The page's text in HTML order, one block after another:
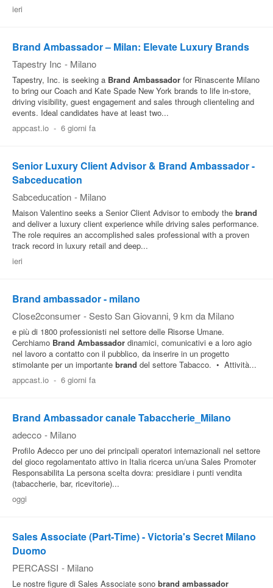
ieri
Brand Ambassador – Milan: Elevate Luxury Brands
Tapestry Inc - Milano
Tapestry, Inc. is seeking a Brand Ambassador for Rinascente Milano
to bring our Coach and Kate Spade New York brands to life in-store,
driving visibility, guest engagement and sales through clienteling and
events. Ideal candidates have at least two...
appcast.io - 6 giorni fa
Senior Luxury Client Advisor & Brand Ambassador -
Sabceducation
Sabceducation - Milano
Maison Valentino seeks a Senior Client Advisor to embody the brand
and deliver a luxury client experience while driving sales performance.
The role requires an accomplished sales professional with a proven
track record in luxury retail and deep...
ieri
Brand ambassador - milano
Close2consumer - Sesto San Giovanni, 9 km da Milano
e più di 1800 professionisti nel settore delle Risorse Umane.
Cerchiamo Brand Ambassador dinamici, comunicativi e a loro agio
nel lavoro a contatto con il pubblico, da inserire in un progetto
stimolante per un importante brand del settore Tabacco. • Attività...
appcast.io - 6 giorni fa
Brand Ambassador canale Tabaccherie_Milano
adecco - Milano
Profilo Adecco per uno dei principali operatori internazionali nel settore
del gioco regolamentato attivo in Italia ricerca un/una Sales Promoter
Responsabilita La persona scelta dovra: presidiare i punti vendita
(tabaccherie, bar, ricevitorie)...
oggi
Sales Associate (Part‑Time) - Victoria's Secret Milano
Duomo
PERCASSI - Milano
Le nostre figure di Sales Associate sono brand ambassador